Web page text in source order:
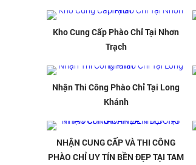
Kho Cung Cấp Phào Chỉ Tại Nhơn
Trạch
Nhận Thi Công Phào Chỉ Tại Long
Khánh
NHẬN CUNG CẤP VÀ THI CÔNG
PHÀO CHỈ UY TÍN BỀN ĐẸP TẠI TAM